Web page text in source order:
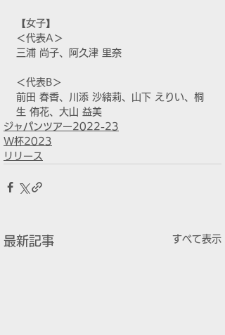
【女子】
＜代表A＞
三浦 尚子、阿久津 里奈
＜代表B＞
前田 春香、川添 沙緒莉、山下 えりい、桐
生 侑花、大山 益美
ジャパンツアー2022-23
W杯2023
リリース
最新記事 すべて表示